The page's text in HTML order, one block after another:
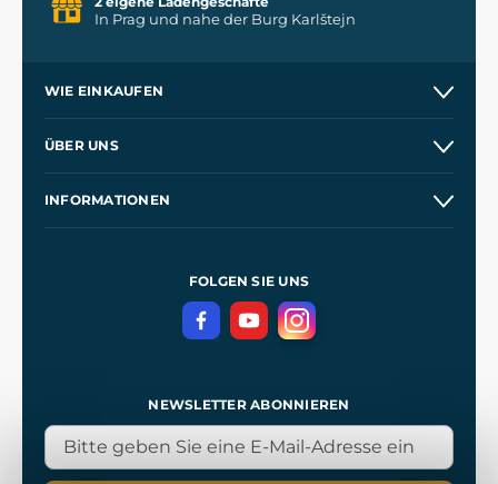
In Prag und nahe der Burg Karlštejn
WIE EINKAUFEN
Kontakt
ÜBER UNS
INFORMATIONEN
DatenschutzerklärungFOLGEN SIE UNS
NEWSLETTER ABONNIEREN